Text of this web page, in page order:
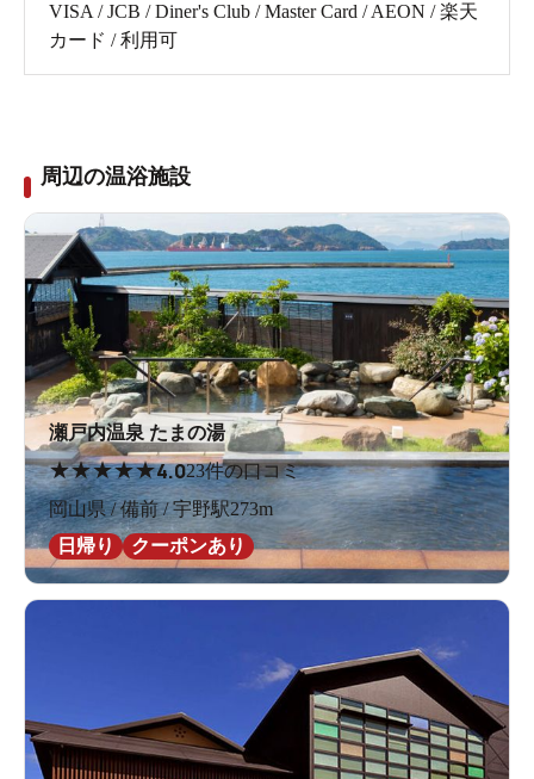
VISA / JCB / Diner's Club / Master Card / AEON / 楽天
カード / 利用可
周辺の温浴施設
瀬戸内温泉 たまの湯
★★★★★4.023件の口コミ
岡山県 / 備前 / 宇野駅273m
日帰り
クーポンあり